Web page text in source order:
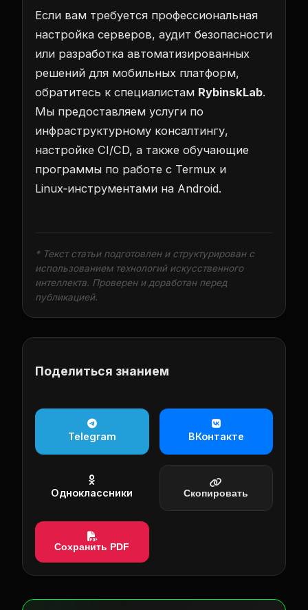
Если вам требуется профессиональная
настройка серверов, аудит безопасности
или разработка автоматизированных
решений для мобильных платформ,
обратитесь к специалистам RybinskLab.
Мы предоставляем услуги по
инфраструктурному консалтингу,
настройке CI/CD, а также обучающие
программы по работе с Termux и
Linux‑инструментами на Android.
* Текст статьи подготовлен и структурирован с
использованием технологий искусственного
интеллекта. Проверен и доработан перед
публикацией.
Поделиться знанием
Telegram ВКонтакте
Одноклассники Скопировать
Сохранить PDF